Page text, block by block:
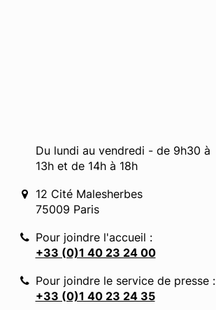
Du lundi au vendredi - de 9h30 à
13h et de 14h à 18h
12 Cité Malesherbes
75009 Paris
Pour joindre l'accueil :
+33 (0)1 40 23 24 00
Pour joindre le service de presse :
+33 (0)1 40 23 24 35